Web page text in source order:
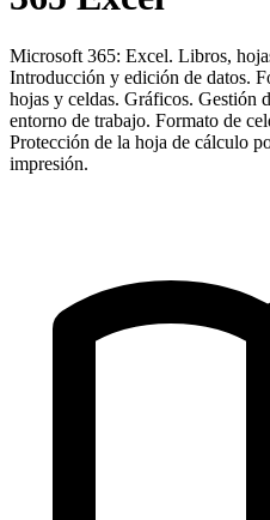
Microsoft 365: Excel. Libros,
Introducción y edición de datos.
hojas y celdas. Gráficos. Gestión
entorno de trabajo. Formato de
Protección de la hoja de cálculo
impresión.